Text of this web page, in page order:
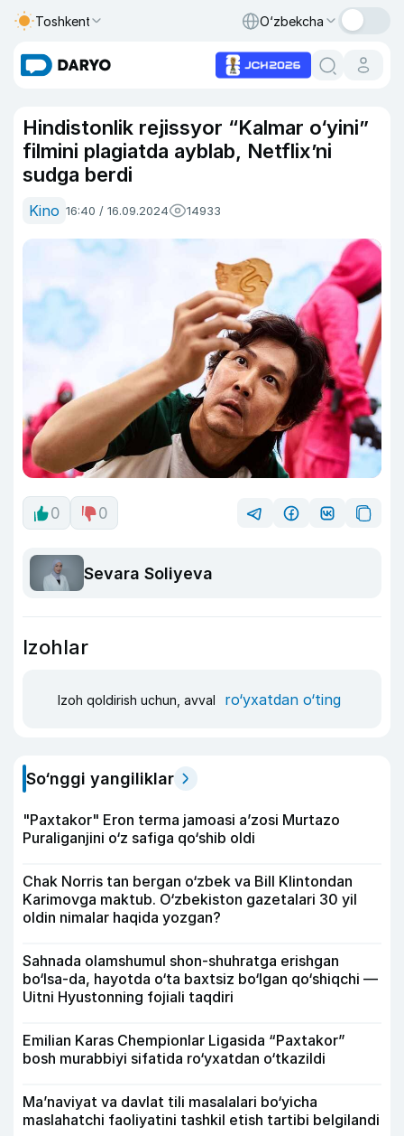
Toshkent O‘zbekcha
Hindistonlik rejissyor “Kalmar o‘yini”
filmini plagiatda ayblab, Netflix’ni
sudga berdi
Kino 16:40 / 16.09.2024 14933
0 0
Sevara Soliyeva
Izohlar
Izoh qoldirish uchun, avval ro‘yxatdan o‘ting
So‘nggi yangiliklar
"Paxtakor" Eron terma jamoasi a’zosi Murtazo
Puraliganjini o‘z safiga qo‘shib oldi
Chak Norris tan bergan o‘zbek va Bill Klintondan
Karimovga maktub. O‘zbekiston gazetalari 30 yil
oldin nimalar haqida yozgan?
Sahnada olamshumul shon-shuhratga erishgan
bo‘lsa-da, hayotda o‘ta baxtsiz bo‘lgan qo‘shiqchi —
Uitni Hyustonning fojiali taqdiri
Emilian Karas Chempionlar Ligasida “Paxtakor”
bosh murabbiyi sifatida ro‘yxatdan o‘tkazildi
Ma’naviyat va davlat tili masalalari bo‘yicha
maslahatchi faoliyatini tashkil etish tartibi belgilandi